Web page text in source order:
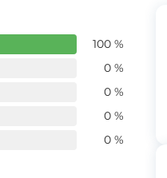
100 %
0 %
0 %
0 %
0 %